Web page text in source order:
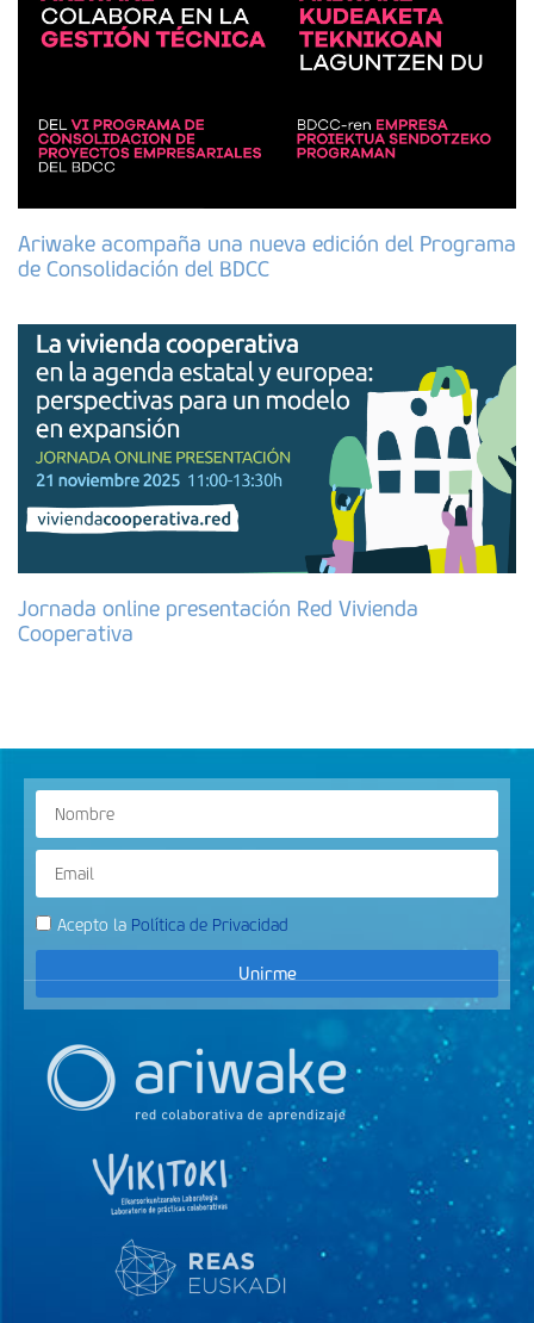
Ariwake acompaña una nueva edición del Programa
de Consolidación del BDCC
Jornada online presentación Red Vivienda
Cooperativa
Acepto la Política de Privacidad
Unirme